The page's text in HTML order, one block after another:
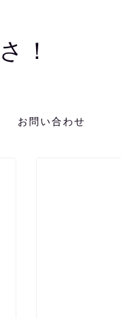
！
お問い合わせ